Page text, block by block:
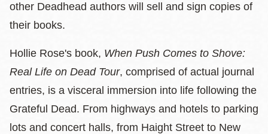
other Deadhead authors will sell and sign copies of
their books.
Hollie Rose's book, When Push Comes to Shove:
Real Life on Dead Tour, comprised of actual journal
entries, is a visceral immersion into life following the
Grateful Dead. From highways and hotels to parking
lots and concert halls, from Haight Street to New